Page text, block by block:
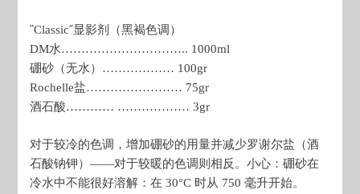
῝Classic῎显影剂（黑褐色调）
DM水………………………….. 1000ml
硼砂（无水）……………… 100gr
Rochelle盐…………………… 75gr
酒石酸………… ……………… 3gr
对于较冷的色调，增加硼砂的用量并减少罗谢尔盐（酒
石酸钠钾）——对于较暖的色调则相反。小心：硼砂在
冷水中不能很好溶解：在 30°C 时从 750 毫升开始。